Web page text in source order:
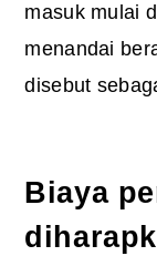
masuk mulai
menandai
disebut
Biaya